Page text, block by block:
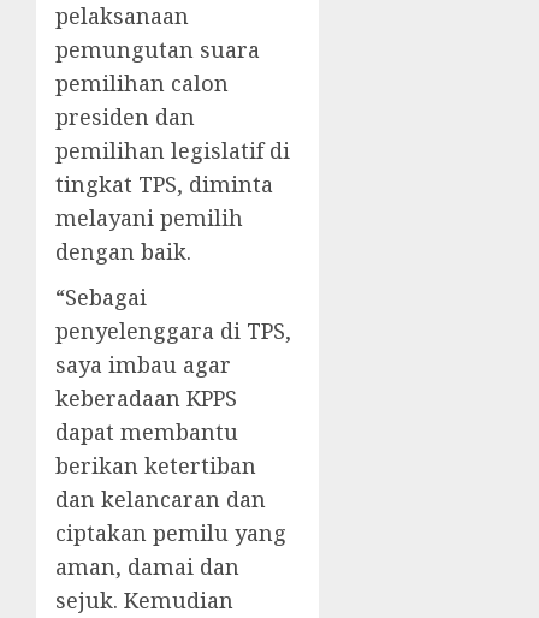
pelaksanaan
pemungutan suara
pemilihan calon
presiden dan
pemilihan legislatif di
tingkat TPS, diminta
melayani pemilih
dengan baik.
“Sebagai
penyelenggara di TPS,
saya imbau agar
keberadaan KPPS
dapat membantu
berikan ketertiban
dan kelancaran dan
ciptakan pemilu yang
aman, damai dan
sejuk. Kemudian